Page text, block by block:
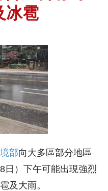
冰雹
部向大多區部分地區
日）下午可能出現強烈
及大雨。